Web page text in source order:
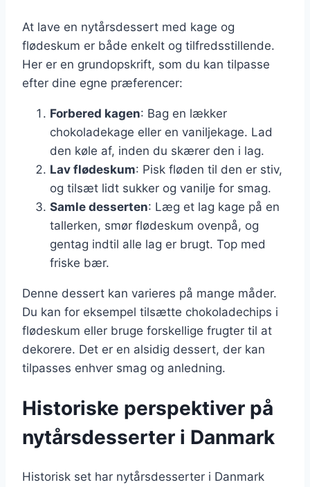
At lave en nytårsdessert med kage og
flødeskum er både enkelt og tilfredsstillende.
Her er en grundopskrift, som du kan tilpasse
efter dine egne præferencer:
Forbered kagen: Bag en lækker
chokoladekage eller en vaniljekage. Lad
den køle af, inden du skærer den i lag.
Lav flødeskum: Pisk fløden til den er stiv,
og tilsæt lidt sukker og vanilje for smag.
Samle desserten: Læg et lag kage på en
tallerken, smør flødeskum ovenpå, og
gentag indtil alle lag er brugt. Top med
friske bær.
Denne dessert kan varieres på mange måder.
Du kan for eksempel tilsætte chokoladechips i
flødeskum eller bruge forskellige frugter til at
dekorere. Det er en alsidig dessert, der kan
tilpasses enhver smag og anledning.
Historiske perspektiver på
nytårsdesserter i Danmark
Historisk set har nytårsdesserter i Danmark